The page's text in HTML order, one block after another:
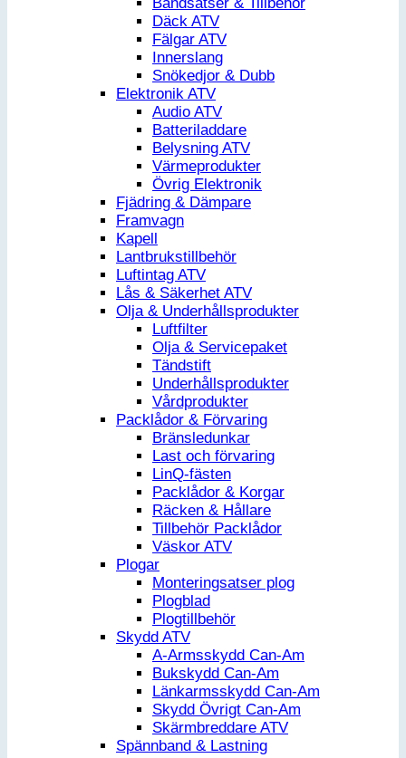
Bandsatser & Tillbehör
Däck ATV
Fälgar ATV
Innerslang
Snökedjor & Dubb
Elektronik ATV
Audio ATV
Batteriladdare
Belysning ATV
Värmeprodukter
Övrig Elektronik
Fjädring & Dämpare
Framvagn
Kapell
Lantbrukstillbehör
Luftintag ATV
Lås & Säkerhet ATV
Olja & Underhållsprodukter
Luftfilter
Olja & Servicepaket
Tändstift
Underhållsprodukter
Vårdprodukter
Packlådor & Förvaring
Bränsledunkar
Last och förvaring
LinQ-fästen
Packlådor & Korgar
Räcken & Hållare
Tillbehör Packlådor
Väskor ATV
Plogar
Monteringsatser plog
Plogblad
Plogtillbehör
Skydd ATV
A-Armsskydd Can-Am
Bukskydd Can-Am
Länkarmsskydd Can-Am
Skydd Övrigt Can-Am
Skärmbreddare ATV
Spännband & Lastning